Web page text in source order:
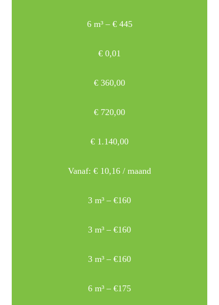
6 m³ – € 445
€ 0,01
€ 360,00
€ 720,00
€ 1.140,00
Vanaf: € 10,16 / maand
3 m³ – €160
3 m³ – €160
3 m³ – €160
6 m³ – €175